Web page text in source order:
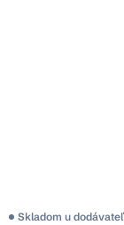
Skladom u